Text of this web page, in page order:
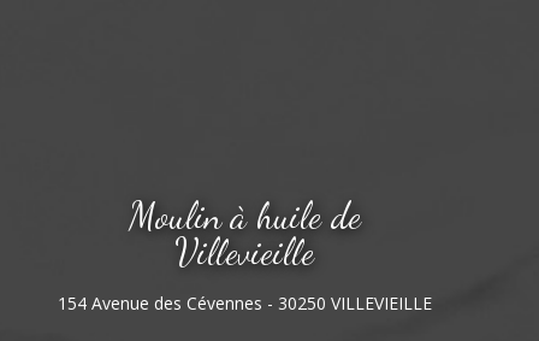
Moulin à huile de
Villevieille
154 Avenue des Cévennes - 30250 VILLEVIEILLE